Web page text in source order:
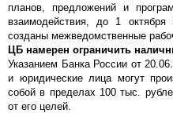
планов, предложений и
взаимодействия, до 1
созданы межведомственные
ЦБ намерен ограничить
Указанием Банка России от
и юридические лица могут
собой в пределах 100 тыс.
от его целей.